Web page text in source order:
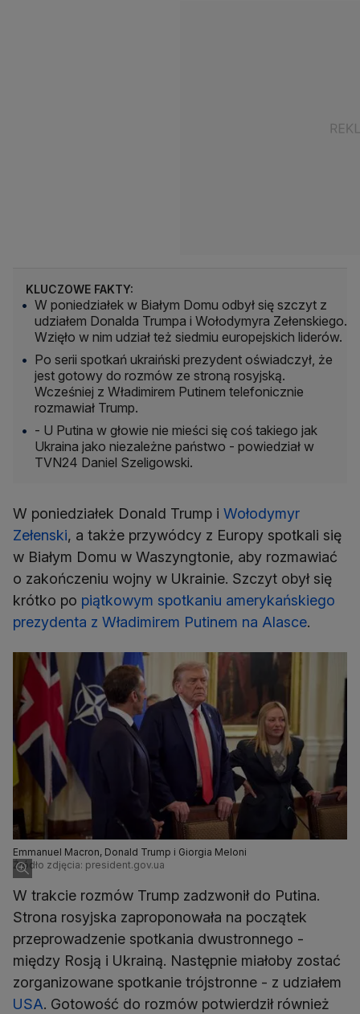
KLUCZOWE FAKTY:
W poniedziałek w Białym Domu odbył się szczyt z
udziałem Donalda Trumpa i Wołodymyra Zełenskiego.
Wzięło w nim udział też siedmiu europejskich liderów.
Po serii spotkań ukraiński prezydent oświadczył, że
jest gotowy do rozmów ze stroną rosyjską.
Wcześniej z Władimirem Putinem telefonicznie
rozmawiał Trump.
- U Putina w głowie nie mieści się coś takiego jak
Ukraina jako niezależne państwo - powiedział w
TVN24 Daniel Szeligowski.
W poniedziałek Donald Trump i Wołodymyr
Zełenski, a także przywódcy z Europy spotkali się
w Białym Domu w Waszyngtonie, aby rozmawiać
o zakończeniu wojny w Ukrainie. Szczyt obył się
krótko po piątkowym spotkaniu amerykańskiego
prezydenta z Władimirem Putinem na Alasce.
Emmanuel Macron, Donald Trump i Giorgia Meloni
Źródło zdjęcia: president.gov.ua
W trakcie rozmów Trump zadzwonił do Putina.
Strona rosyjska zaproponowała na początek
przeprowadzenie spotkania dwustronnego -
między Rosją i Ukrainą. Następnie miałoby zostać
zorganizowane spotkanie trójstronne - z udziałem
USA. Gotowość do rozmów potwierdził również